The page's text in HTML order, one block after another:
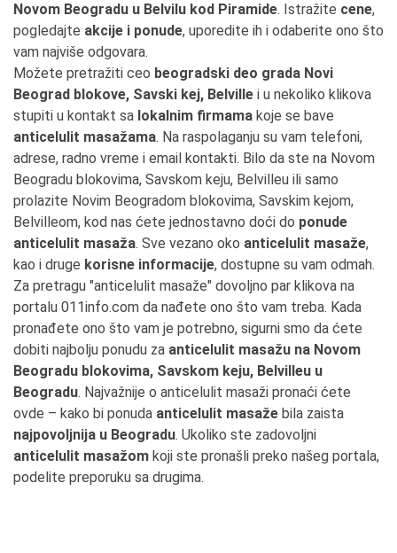
Novom Beogradu u Belvilu kod Piramide. Istražite cene,
pogledajte akcije i ponude, uporedite ih i odaberite ono što
vam najviše odgovara.
Možete pretražiti ceo beogradski deo grada Novi
Beograd blokove, Savski kej, Belville i u nekoliko klikova
stupiti u kontakt sa lokalnim firmama koje se bave
anticelulit masažama. Na raspolaganju su vam telefoni,
adrese, radno vreme i email kontakti. Bilo da ste na Novom
Beogradu blokovima, Savskom keju, Belvilleu ili samo
prolazite Novim Beogradom blokovima, Savskim kejom,
Belvilleom, kod nas ćete jednostavno doći do ponude
anticelulit masaža. Sve vezano oko anticelulit masaže,
kao i druge korisne informacije, dostupne su vam odmah.
Za pretragu "anticelulit masaže" dovoljno par klikova na
portalu 011info.com da nađete ono što vam treba. Kada
pronađete ono što vam je potrebno, sigurni smo da ćete
dobiti najbolju ponudu za anticelulit masažu na Novom
Beogradu blokovima, Savskom keju, Belvilleu u
Beogradu. Najvažnije o anticelulit masaži pronaći ćete
ovde – kako bi ponuda anticelulit masaže bila zaista
najpovoljnija u Beogradu. Ukoliko ste zadovoljni
anticelulit masažom koji ste pronašli preko našeg portala,
podelite preporuku sa drugima.